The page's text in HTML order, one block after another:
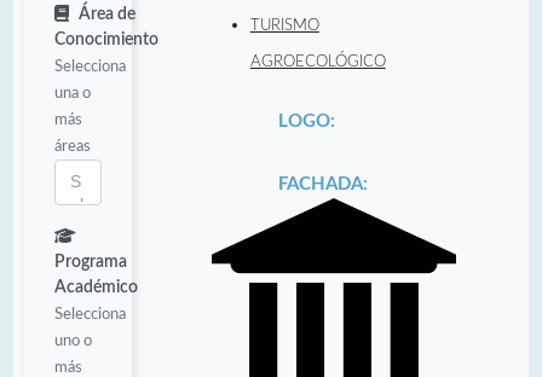
Área de
Conocimiento
Selecciona
una o
más
áreas
Programa
Académico
Selecciona
uno o
más
TURISMO
AGROECOLÓGICO
LOGO:
FACHADA: